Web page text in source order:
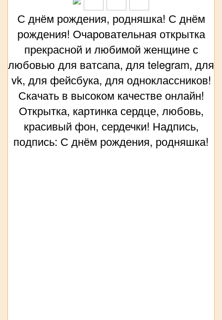
С днём рождения, родняшка! С днём
рождения! Очаровательная открытка
прекрасной и любимой женщине с
любовью для ватсапа, для telegram, для
vk, для фейсбука, для одноклассников!
Скачать в высоком качестве онлайн!
Открытка, картинка сердце, любовь,
красивый фон, сердечки! Надпись,
подпись: С днём рождения, родняшка!